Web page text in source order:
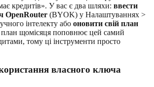
кредитів». У вас є два шляхи: ввести
OpenRouter (BYOK) у Налаштуваннях >
інтелекту або оновити свій план
щомісяця поповнює цей самий
тому ці інструменти просто
власного ключа